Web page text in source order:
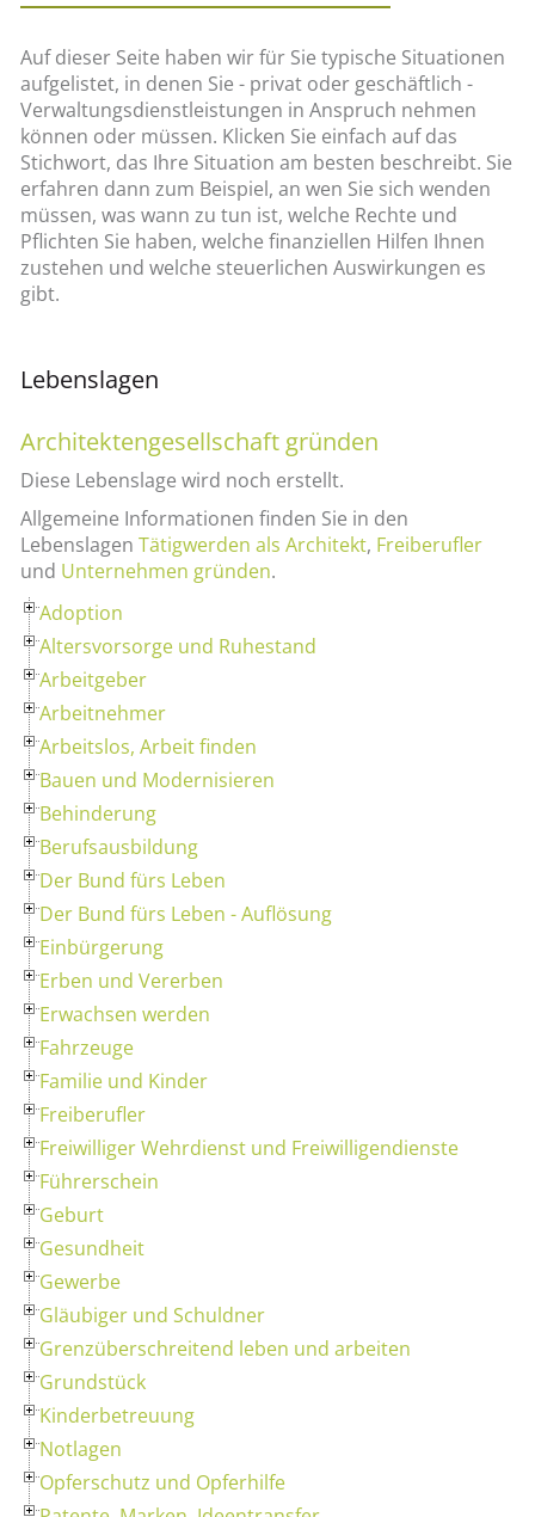
Auf dieser Seite haben wir für Sie typische Situationen
aufgelistet, in denen Sie - privat oder geschäftlich -
Verwaltungsdienstleistungen in Anspruch nehmen
können oder müssen. Klicken Sie einfach auf das
Stichwort, das Ihre Situation am besten beschreibt. Sie
erfahren dann zum Beispiel, an wen Sie sich wenden
müssen, was wann zu tun ist, welche Rechte und
Pflichten Sie haben, welche finanziellen Hilfen Ihnen
zustehen und welche steuerlichen Auswirkungen es
gibt.
Lebenslagen
Architektengesellschaft gründen
Diese Lebenslage wird noch erstellt.
Allgemeine Informationen finden Sie in den
Lebenslagen Tätigwerden als Architekt, Freiberufler
und Unternehmen gründen.
Adoption
Altersvorsorge und Ruhestand
Arbeitgeber
Arbeitnehmer
Arbeitslos, Arbeit finden
Bauen und Modernisieren
Behinderung
Berufsausbildung
Der Bund fürs Leben
Der Bund fürs Leben - Auflösung
Einbürgerung
Erben und Vererben
Erwachsen werden
Fahrzeuge
Familie und Kinder
Freiberufler
Freiwilliger Wehrdienst und Freiwilligendienste
Führerschein
Geburt
Gesundheit
Gewerbe
Gläubiger und Schuldner
Grenzüberschreitend leben und arbeiten
Grundstück
Kinderbetreuung
Notlagen
Opferschutz und Opferhilfe